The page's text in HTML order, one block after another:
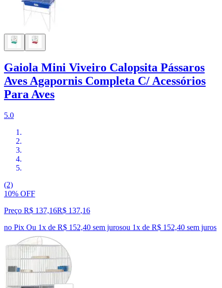
Gaiola Mini Viveiro Calopsita Pássaros
Aves Agapornis Completa C/ Acessórios
Para Aves
5.0
(2)
10% OFF
Preço R$ 137,16R$ 137,16
no Pix Ou 1x de R$ 152,40 sem jurosou 1x de R$ 152,40 sem juros